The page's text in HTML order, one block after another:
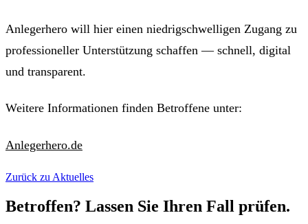
Anlegerhero will hier einen niedrigschwelligen Zugang zu
professioneller Unterstützung schaffen — schnell, digital
und transparent.
Weitere Informationen finden Betroffene unter:
Anlegerhero.de
Zurück zu Aktuelles
Betroffen? Lassen Sie Ihren Fall prüfen.